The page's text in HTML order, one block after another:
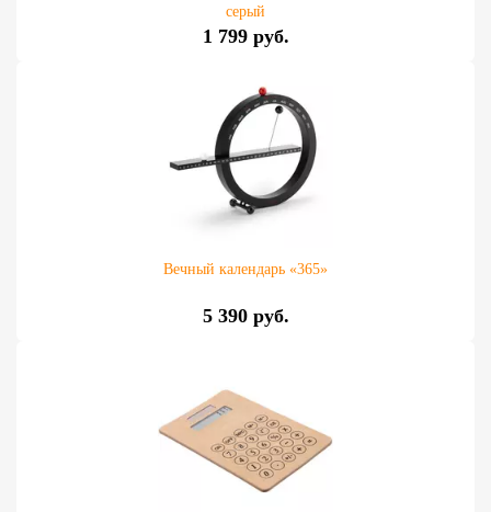
серый
1 799 руб.
Вечный календарь «365»
5 390 руб.